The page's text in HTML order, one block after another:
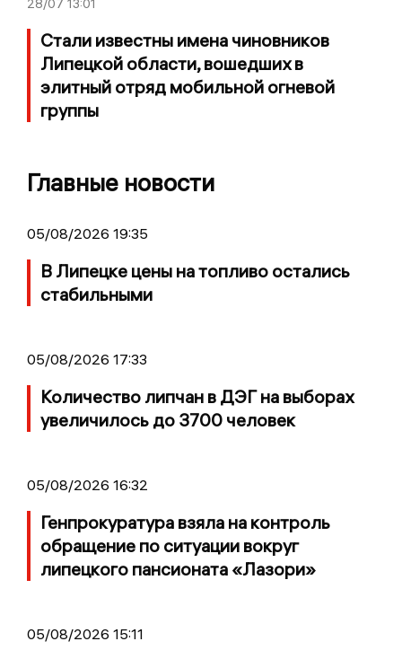
28/07 13:01
Стали известны имена чиновников
Липецкой области, вошедших в
элитный отряд мобильной огневой
группы
Главные новости
05/08/2026 19:35
В Липецке цены на топливо остались
стабильными
05/08/2026 17:33
Количество липчан в ДЭГ на выборах
увеличилось до 3700 человек
05/08/2026 16:32
Генпрокуратура взяла на контроль
обращение по ситуации вокруг
липецкого пансионата «Лазори»
05/08/2026 15:11